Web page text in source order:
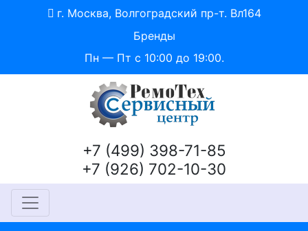
г. Москва, Волгоградский пр-т. Вл164
Бренды
Пн — Пт с 10:00 до 19:00.
+7 (499) 398-71-85
+7 (926) 702-10-30